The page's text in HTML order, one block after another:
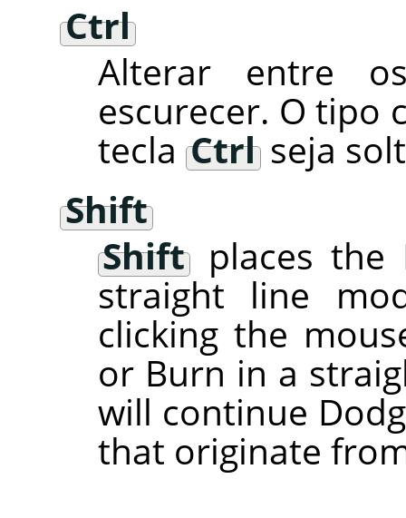
Ctrl
Alterar entre
escurecer. O tipo
tecla Ctrl seja
Shift
Shift places
straight line
clicking the
or Burn in a
will continue
that originate